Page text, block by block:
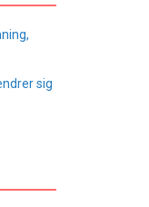
sig